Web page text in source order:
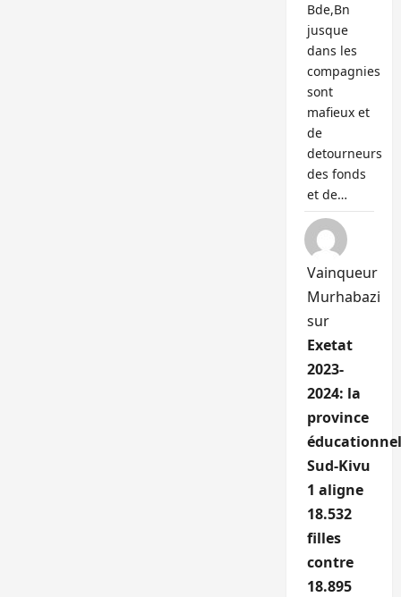
Bde,Bn
jusque
dans les
compagnies
sont
mafieux et
de
detourneurs
des fonds
et de…
Vainqueur
Murhabazi
sur
Exetat
2023-
2024: la
province
Sud-Kivu
1 aligne
18.532
filles
contre
18.895